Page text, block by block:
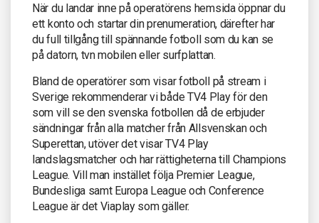
När du landar inne på operatörens hemsida öppnar du
ett konto och startar din prenumeration, därefter har
du full tillgång till spännande fotboll som du kan se
på datorn, tvn mobilen eller surfplattan.
Bland de operatörer som visar fotboll på stream i
Sverige rekommenderar vi både TV4 Play för den
som vill se den svenska fotbollen då de erbjuder
sändningar från alla matcher från Allsvenskan och
Superettan, utöver det visar TV4 Play
landslagsmatcher och har rättigheterna till Champions
League. Vill man instället följa Premier League,
Bundesliga samt Europa League och Conference
League är det Viaplay som gäller.